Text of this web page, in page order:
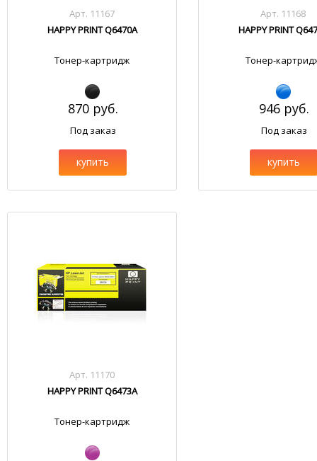
Арт. 11167
HAPPY PRINT Q6470A
Тонер-картридж
870 руб.
Под заказ
купить
Арт. 11168
HAPPY PRINT
Тонер-
946 руб.
Под заказ
купить
Арт. 11170
HAPPY PRINT Q6473A
Тонер-картридж